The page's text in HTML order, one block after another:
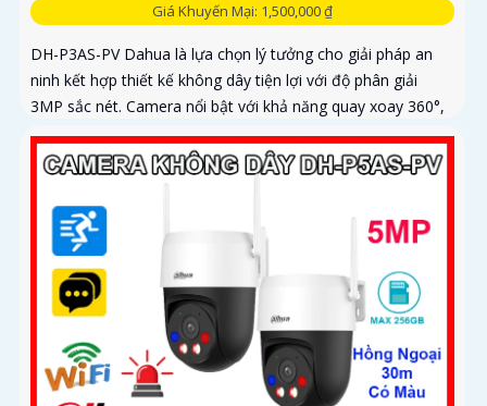
Giá Khuyến Mại: 1,500,000 ₫
DH-P3AS-PV Dahua là lựa chọn lý tưởng cho giải pháp an
ninh kết hợp thiết kế không dây tiện lợi với độ phân giải
3MP sắc nét. Camera nổi bật với khả năng quay xoay 360°,
phát hiện chính xác người và phương tiện, cảnh báo tức thì
bằng đèn nháy và còi hú